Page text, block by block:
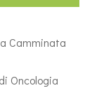
Camminata
Oncologia